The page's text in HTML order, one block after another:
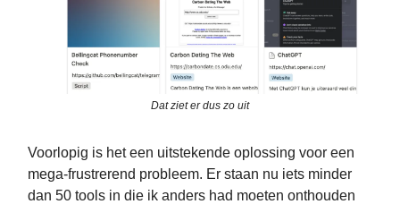
Dat ziet er dus zo uit
Voorlopig is het een uitstekende oplossing voor een
mega-frustrerend probleem. Er staan nu iets minder
dan 50 tools in die ik anders had moeten onthouden